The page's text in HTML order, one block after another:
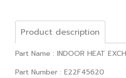
Product description
Part Name : INDOOR HEAT
Part Number : E22F45620